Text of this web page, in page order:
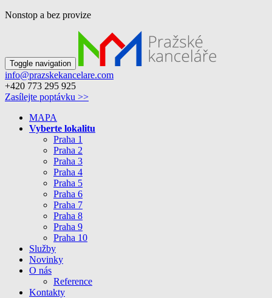
Nonstop a bez provize
Toggle navigation
info@prazskekancelare.com
+420 773 295 925
Zasílejte poptávku >>
MAPA
Vyberte lokalitu
Praha 1
Praha 2
Praha 3
Praha 4
Praha 5
Praha 6
Praha 7
Praha 8
Praha 9
Praha 10
Služby
Novinky
O nás
Reference
Kontakty